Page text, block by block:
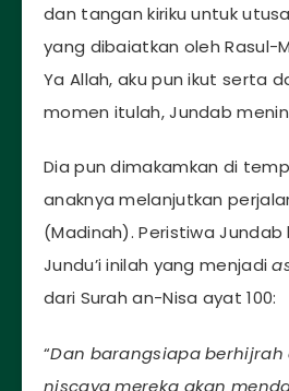
dan tangan kiriku untuk
yang dibaiatkan oleh Rasul-
Ya Allah, aku pun ikut serta
momen itulah, Jundab
Dia pun dimakamkan di
anaknya melanjutkan
(Madinah). Peristiwa Jundab
Jundu’i inilah yang menjadi
dari Surah an-Nisa ayat 100:
“Dan barangsiapa berhijrah
niscaya mereka akan